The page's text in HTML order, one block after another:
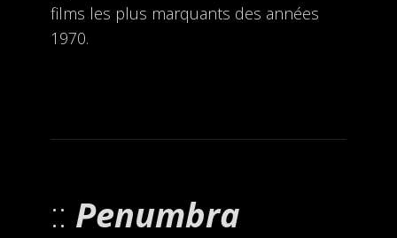
films les plus marquants des années
1970.
Penumbra